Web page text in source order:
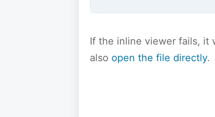
If the inline viewer fails, it
also open the file directly.